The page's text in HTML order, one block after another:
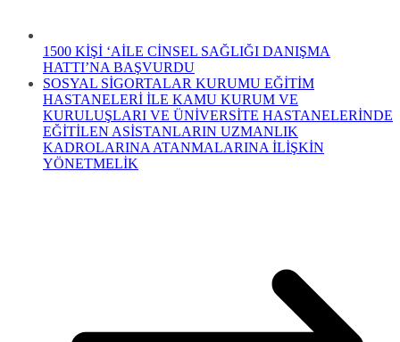
1500 KİŞİ ‘AİLE CİNSEL SAĞLIĞI DANIŞMA
HATTI’NA BAŞVURDU
SOSYAL SİGORTALAR KURUMU EĞİTİM
HASTANELERİ İLE KAMU KURUM VE
KURULUŞLARI VE ÜNİVERSİTE HASTANELERİNDE
EĞİTİLEN ASİSTANLARIN UZMANLIK
KADROLARINA ATANMALARINA İLİŞKİN
YÖNETMELİK